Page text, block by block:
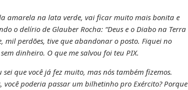
amarela na lata verde, vai ficar muito mais bonita e
o delírio de Glauber Rocha: “Deus e o Diabo na Terra
mil perdões, tive que abandonar o posto. Fiquei no
dinheiro. O que me salvou foi teu PIX.
que você já fez muito, mas nós também fizemos.
poderia passar um bilhetinho pro Exército? Porque